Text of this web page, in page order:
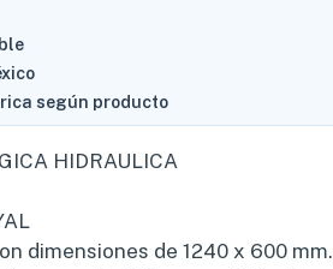
según producto
HIDRAULICA
dimensiones de 1240 x 600 mm.